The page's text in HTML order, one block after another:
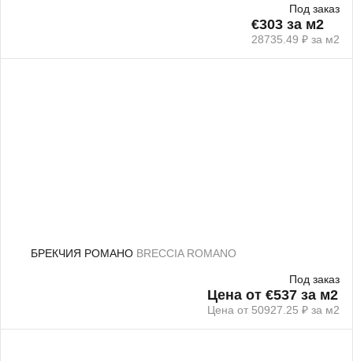
Под заказ
€303 за м2
28735.49 ₽ за м2
БРЕКЧИЯ РОМАНО BRECCIA ROMANO
Под заказ
Цена от €537 за м2
Цена от 50927.25 ₽ за м2